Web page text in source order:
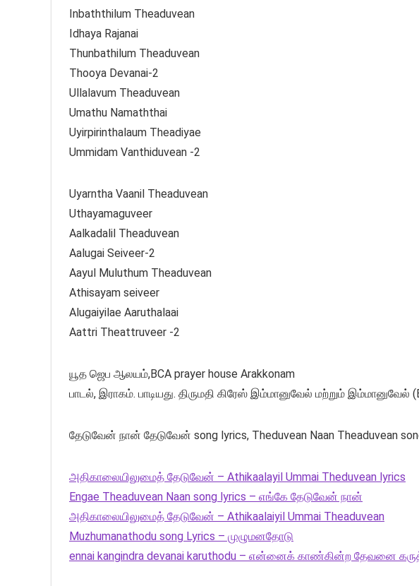
Inbaththilum Theaduvean
Idhaya Rajanai
Thunbathilum Theaduvean
Thooya Devanai-2
Ullalavum Theaduvean
Umathu Namaththai
Uyirpirinthalaum Theadiyae
Ummidam Vanthiduvean -2
Uyarntha Vaanil Theaduvean
Uthayamaguveer
Aalkadalil Theaduvean
Aalugai Seiveer-2
Aayul Muluthum Theaduvean
Athisayam seiveer
Alugaiyilae Aaruthalaai
Aattri Theattruveer -2
யூத ஜெப ஆலயம்,BCA prayer house Arakkonam
பாடல், இராகம். பாடியது. திருமதி கிரேஸ் இம்மானுவேல் மற்றும் இம்மானுவேல்
தேடுவேன் நான் தேடுவேன் song lyrics, Theduvean Naan Theaduvean
அதிகாலையிலுமைத் தேடுவேன் – Athikaalayil Ummai Theduvean lyrics
Engae Theaduvean Naan song lyrics – எங்கே தேடுவேன் நான்
அதிகாலையிலுமைத் தேடுவேன் – Athikaalaiyil Ummai Theaduvean
Muzhumanathodu song Lyrics – முழுமனதோடு
ennai kangindra devanai karuthodu – என்னைக் காண்கின்ற தேவனை